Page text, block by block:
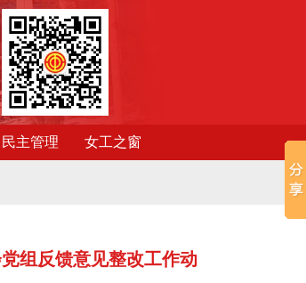
民主管理 女工之窗
组反馈意见整改工作动